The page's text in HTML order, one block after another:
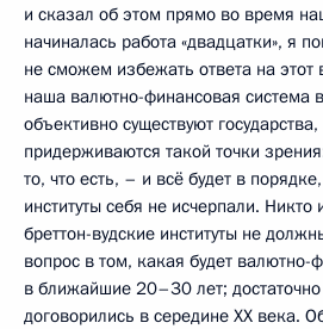
и сказал об этом прямо во время
начиналась работа «двадцатки», я
не сможем избежать ответа на этот
наша валютно-финансовая система
объективно существуют
придерживаются такой точки
то, что есть, – и всё будет в
институты себя не исчерпали. Никто
бреттон-вудские институты не
вопрос в том, какая будет валютно-
в ближайшие 20–30 лет; достаточно
договорились в середине ХХ века.